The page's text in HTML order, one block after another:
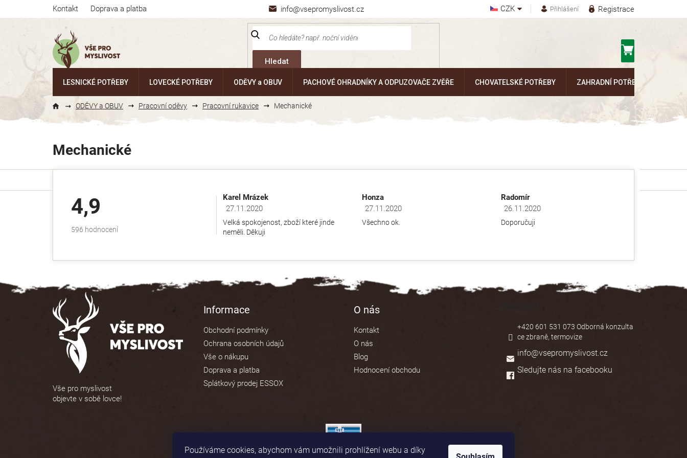
Používáme cookies, abychom vám umožnili prohlížení webu a díky
info@vsepromyslivost.cz
Kontakt Doprava a platba CZK Registrace
Přihlášení
Hledat
LESNICKÉ POTŘEBY LOVECKÉ POTŘEBY ODĚVY a OBUV PACHOVÉ OHRADNÍKY A ODPUZOVAČE ZVĚŘE CHOVATELSKÉ POTŘEBY ZAHRADNÍ POTŘEBY
ODĚVY a OBUV Pracovní oděvy Pracovní rukavice Mechanické
Mechanické
4,9
Průměrné
5
hvězdiček.
596 hodnocení
Karel Mrázek
Hodnocení obchodu je 5 z 5 hvězdiček.
27.11.2020
Velká spokojenost, zboží které jinde
neměli. Děkuji
Honza
Hodnocení obchodu je 5 z 5 hvězdiček.
27.11.2020
Všechno ok.
Radomír
Hodnocení obchodu je 5 z 5 hvězdiček.
26.11.2020
Doporučuji
Vše pro myslivost
objevte v sobě lovce!
Informace
Obchodní podmínky
Ochrana osobních údajů
Vše o nákupu
Doprava a platba
Splátkový prodej ESSOX
O nás
Kontakt
O nás
Blog
Hodnocení obchodu
info@vsepromyslivost.cz
+420 601 531 073 Odborná konzulta
ce zbraně, termovize
Sledujte nás na facebooku